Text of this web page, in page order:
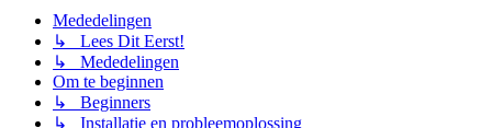
Mededelingen
↳ Lees Dit Eerst!
↳ Mededelingen
Om te beginnen
↳ Beginners
↳ Installatie en probleemoplossing